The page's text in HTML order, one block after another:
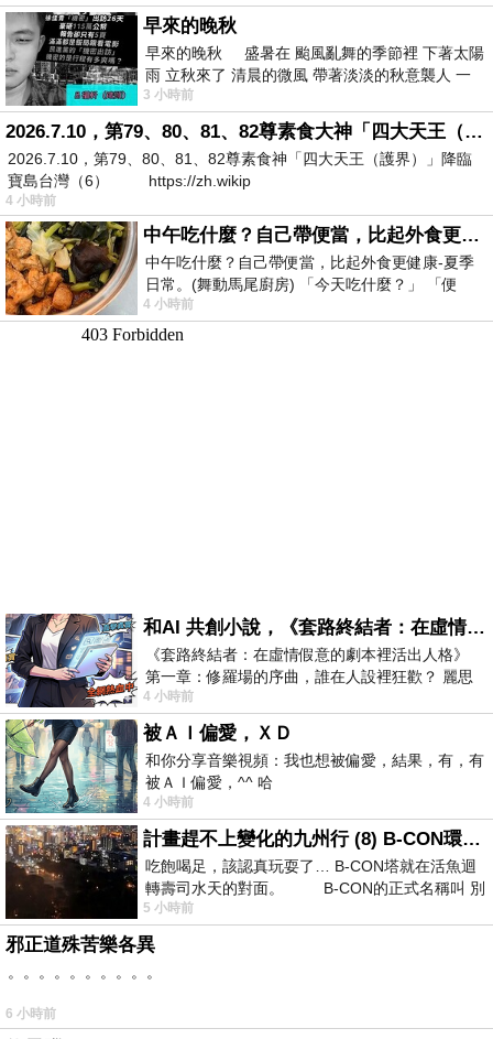
早來的晚秋
早來的晚秋 盛暑在 颱風亂舞的季節裡 下著太陽
雨 立秋來了 清晨的微風 帶著淡淡的秋意襲人 一
下子 又被赤
3 小時前
2026.7.10，第79、80、81、82尊素食大神「四大天王（護界）」降臨寶島台灣（6）
2026.7.10，第79、80、81、82尊素食神「四大天王（護界）」降臨
寶島台灣（6） https://zh.wikip
4 小時前
中午吃什麼？自己帶便當，比起外食更健康-夏季日常。(舞動馬尾廚房)
中午吃什麼？自己帶便當，比起外食更健康-夏季
日常。(舞動馬尾廚房) 「今天吃什麼？」 「便
當？麵？還是炒飯？」 每天都在選擇
4 小時前
和AI 共創小說，《套路終結者：在虛情假意的劇本裡活出人格》
《套路終結者：在虛情假意的劇本裡活出人格》
第一章：修羅場的序曲，誰在人設裡狂歡？ 麗思
卡爾頓酒店的總統套房內，燈光昏
4 小時前
被ＡＩ偏愛，ＸＤ
和你分享音樂視頻：我也想被偏愛，結果，有，有
被ＡＩ偏愛，^^ 哈
4 小時前
計畫趕不上變化的九州行 (8) B-CON環球塔
吃飽喝足，該認真玩耍了… B-CON塔就在活魚迴
轉壽司水天的對面。 B-CON的正式名稱叫 別
5 小時前
邪正道殊苦樂各異
。。。。。。。。。。
6 小時前